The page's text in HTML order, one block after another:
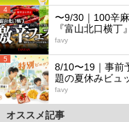
4
〜9/30｜100辛
『富山北口横丁
favy
5
8/10〜19｜事前
題の夏休みビュ
favy
オススメ記事